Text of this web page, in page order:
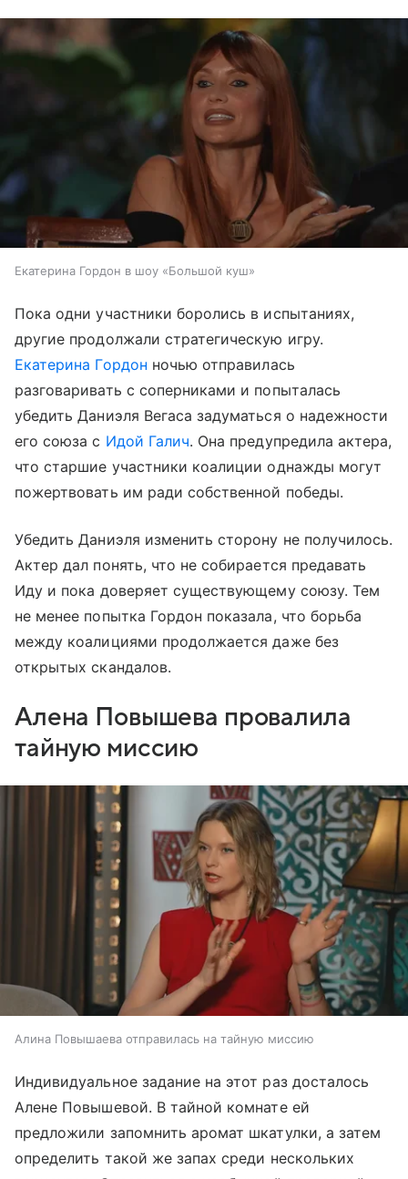
Екатерина Гордон в шоу «Большой куш»
Пока одни участники боролись в испытаниях,
другие продолжали стратегическую игру.
Екатерина Гордон ночью отправилась
разговаривать с соперниками и попыталась
убедить Даниэля Вегаса задуматься о надежности
его союза с Идой Галич. Она предупредила актера,
что старшие участники коалиции однажды могут
пожертвовать им ради собственной победы.
Убедить Даниэля изменить сторону не получилось.
Актер дал понять, что не собирается предавать
Иду и пока доверяет существующему союзу. Тем
не менее попытка Гордон показала, что борьба
между коалициями продолжается даже без
открытых скандалов.
Алена Повышева провалила
тайную миссию
Алина Повышаева отправилась на тайную миссию
Индивидуальное задание на этот раз досталось
Алене Повышевой. В тайной комнате ей
предложили запомнить аромат шкатулки, а затем
определить такой же запах среди нескольких